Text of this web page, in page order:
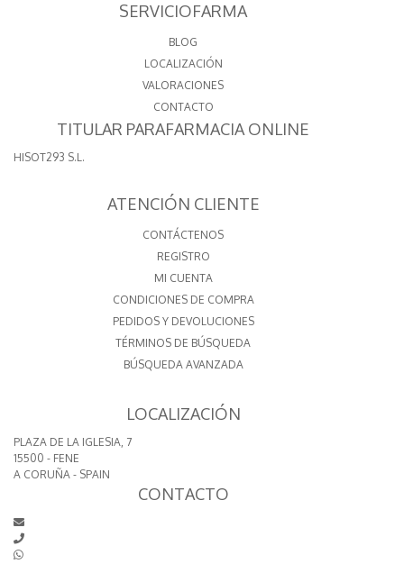
SERVICIOFARMA
BLOG
LOCALIZACIÓN
VALORACIONES
CONTACTO
TITULAR PARAFARMACIA ONLINE
HISOT293 S.L.
ATENCIÓN CLIENTE
CONTÁCTENOS
REGISTRO
MI CUENTA
CONDICIONES DE COMPRA
PEDIDOS Y DEVOLUCIONES
TÉRMINOS DE BÚSQUEDA
BÚSQUEDA AVANZADA
LOCALIZACIÓN
PLAZA DE LA IGLESIA, 7
15500 - FENE
A CORUÑA - SPAIN
CONTACTO